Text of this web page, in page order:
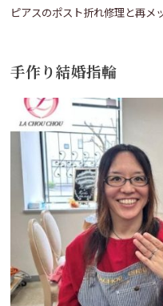
ピアスのポスト折れ修理と再メ
手作り結婚指輪